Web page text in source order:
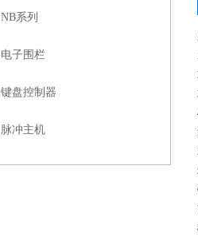
NB系列
电子围栏
键盘控制器
脉冲主机